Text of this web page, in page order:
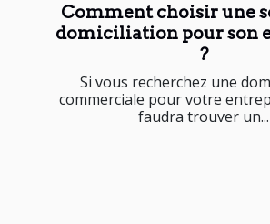
Comment choisir une
domiciliation pour son
?
Si vous recherchez une
commerciale pour votre
faudra trouver un...